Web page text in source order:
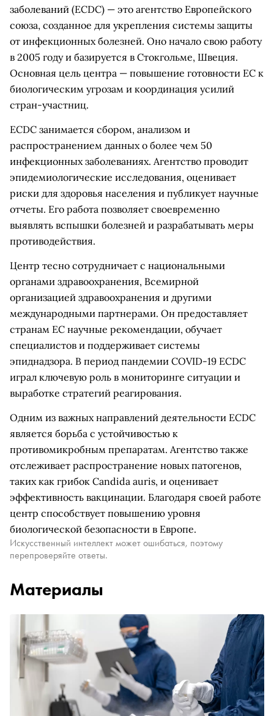
заболеваний (ECDC) — это агентство Европейского
союза, созданное для укрепления системы защиты
от инфекционных болезней. Оно начало свою работу
в 2005 году и базируется в Стокгольме, Швеция.
Основная цель центра — повышение готовности ЕС к
биологическим угрозам и координация усилий
стран-участниц.
ECDC занимается сбором, анализом и
распространением данных о более чем 50
инфекционных заболеваниях. Агентство проводит
эпидемиологические исследования, оценивает
риски для здоровья населения и публикует научные
отчеты. Его работа позволяет своевременно
выявлять вспышки болезней и разрабатывать меры
противодействия.
Центр тесно сотрудничает с национальными
органами здравоохранения, Всемирной
организацией здравоохранения и другими
международными партнерами. Он предоставляет
странам ЕС научные рекомендации, обучает
специалистов и поддерживает системы
эпиднадзора. В период пандемии COVID-19 ECDC
играл ключевую роль в мониторинге ситуации и
выработке стратегий реагирования.
Одним из важных направлений деятельности ECDC
является борьба с устойчивостью к
противомикробным препаратам. Агентство также
отслеживает распространение новых патогенов,
таких как грибок Candida auris, и оценивает
эффективность вакцинации. Благодаря своей работе
центр способствует повышению уровня
биологической безопасности в Европе.
Искусственный интеллект может ошибаться, поэтому
перепроверяйте ответы.
Материалы